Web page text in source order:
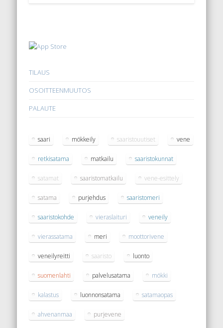
TILAUS
OSOITTEENMUUTOS
PALAUTE
saari mökkeily saaristouutiset vene
retkisatama matkailu saaristokunnat
satamat saaristomatkailu vene-esittely
satama purjehdus saaristomeri
saaristokohde vieraslaituri veneily
vierassatama meri moottorivene
veneilyreitti saaristo luonto
suomenlahti palvelusatama mökki
kalastus luonnonsatama satamaopas
ahvenanmaa purjevene